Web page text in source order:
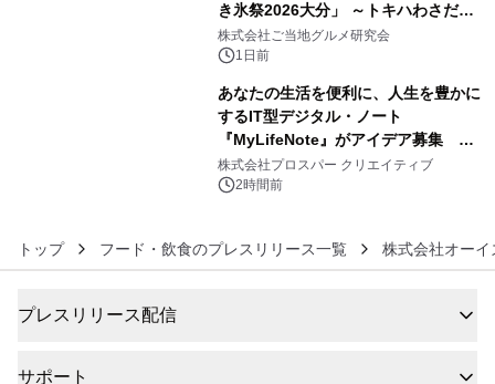
き氷祭2026大分」 ～トキハわさだタ
ウンで8月21日～31日まで11日間限定
開催～
株式会社ご当地グルメ研究会
1日前
あなたの生活を便利に、人生を豊かに
するIT型デジタル・ノート
『MyLifeNote』がアイデア募集 優
秀賞100名に1年間無償試用
株式会社プロスパー クリエイティブ
2時間前
トップ フード・飲食のプレスリリース一覧 株式会社オーイ
プレスリリース配信
サポート